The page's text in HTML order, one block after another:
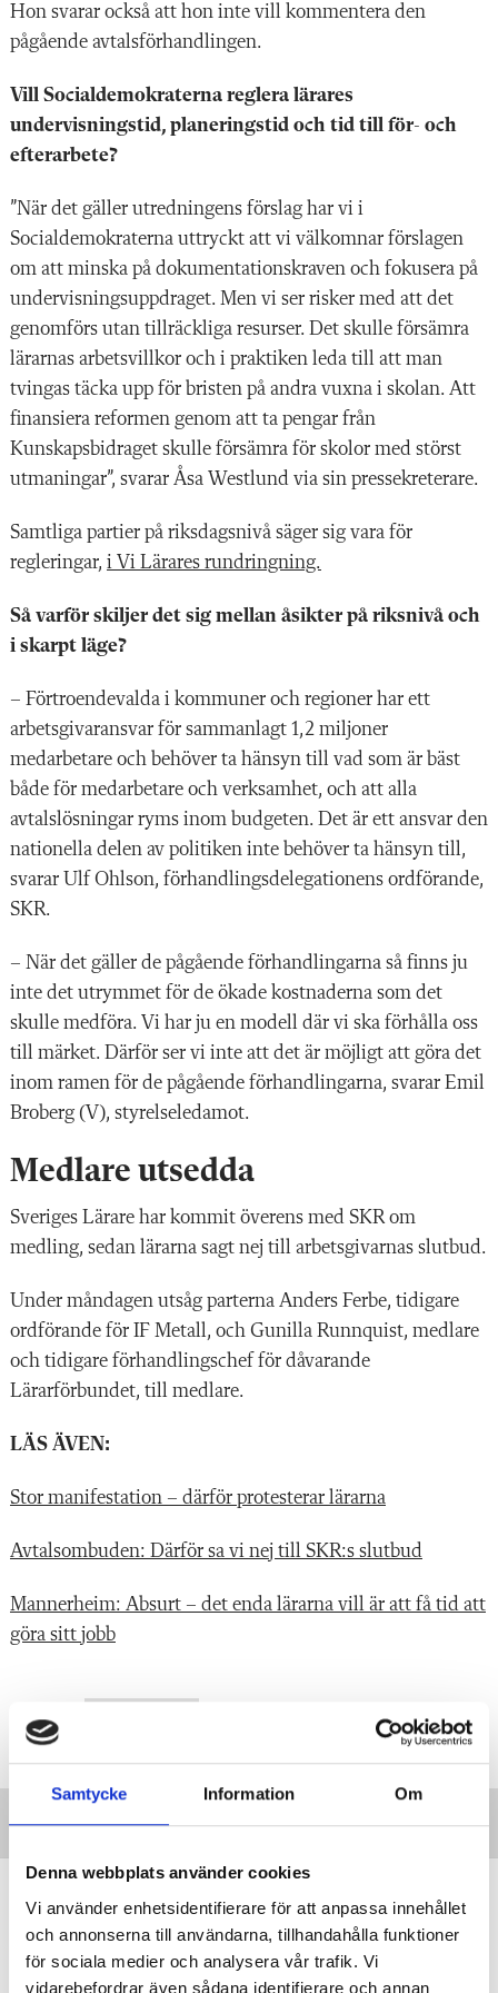
Samtycke Information Om
Denna webbplats använder cookies
Vi använder enhetsidentifierare för att anpassa innehållet
och annonserna till användarna, tillhandahålla funktioner
för sociala medier och analysera vår trafik. Vi
vidarebefordrar även sådana identifierare och annan
Hon svarar också att hon inte vill kommentera den
pågående avtalsförhandlingen.
Vill Socialdemokraterna reglera lärares
undervisningstid, planeringstid och tid till för- och
efterarbete?
”När det gäller utredningens förslag har vi i
Socialdemokraterna uttryckt att vi välkomnar förslagen
om att minska på dokumentationskraven och fokusera på
undervisningsuppdraget. Men vi ser risker med att det
genomförs utan tillräckliga resurser. Det skulle försämra
lärarnas arbetsvillkor och i praktiken leda till att man
tvingas täcka upp för bristen på andra vuxna i skolan. Att
finansiera reformen genom att ta pengar från
Kunskapsbidraget skulle försämra för skolor med störst
utmaningar”, svarar Åsa Westlund via sin pressekreterare.
Samtliga partier på riksdagsnivå säger sig vara för
regleringar, i Vi Lärares rundringning.
Så varför skiljer det sig mellan åsikter på riksnivå och
i skarpt läge?
– Förtroendevalda i kommuner och regioner har ett
arbetsgivaransvar för sammanlagt 1,2 miljoner
medarbetare och behöver ta hänsyn till vad som är bäst
både för medarbetare och verksamhet, och att alla
avtalslösningar ryms inom budgeten. Det är ett ansvar den
nationella delen av politiken inte behöver ta hänsyn till,
svarar Ulf Ohlson, förhandlingsdelegationens ordförande,
SKR.
– När det gäller de pågående förhandlingarna så finns ju
inte det utrymmet för de ökade kostnaderna som det
skulle medföra. Vi har ju en modell där vi ska förhålla oss
till märket. Därför ser vi inte att det är möjligt att göra det
inom ramen för de pågående förhandlingarna, svarar Emil
Broberg (V), styrelseledamot.
Medlare utsedda
Sveriges Lärare har kommit överens med SKR om
medling, sedan lärarna sagt nej till arbetsgivarnas slutbud.
Under måndagen utsåg parterna Anders Ferbe, tidigare
ordförande för IF Metall, och Gunilla Runnquist, medlare
och tidigare förhandlingschef för dåvarande
Lärarförbundet, till medlare.
LÄS ÄVEN:
Stor manifestation – därför protesterar lärarna
Avtalsombuden: Därför sa vi nej till SKR:s slutbud
Mannerheim: Absurt – det enda lärarna vill är att få tid att
göra sitt jobb
Taggar:
”Vi lovar behöriga lärare i varje
klassrum”
VALDEBATTCenterpartiets tioåriga plan:
Inga fler obehöriga lärare.